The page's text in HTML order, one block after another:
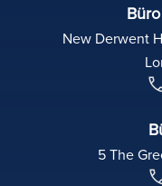
New Derwent
5 The